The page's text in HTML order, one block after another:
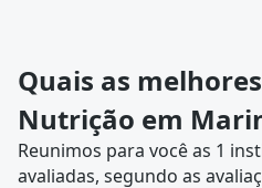
Quais as
Nutrição em
Reunimos para você as 1
avaliadas, segundo as